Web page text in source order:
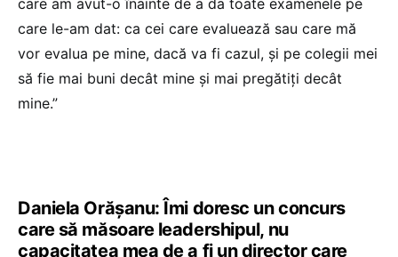
care le-am dat: ca cei care evaluează sau care mă
vor evalua pe mine, dacă va fi cazul, și pe colegii mei
să fie mai buni decât mine și mai pregătiți decât
mine.”
Daniela Orășanu: Îmi doresc un concurs
care să măsoare leadershipul, nu
capacitatea mea de a fi un director care